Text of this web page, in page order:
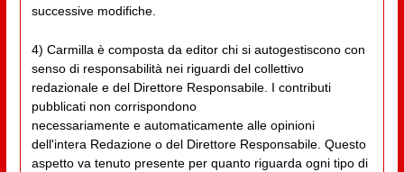
successive modifiche.
4) Carmilla è composta da editor chi si autogestiscono con
senso di responsabilità nei riguardi del collettivo
redazionale e del Direttore Responsabile. I contributi
pubblicati non corrispondono
necessariamente e automaticamente alle opinioni
dell'intera Redazione o del Direttore Responsabile. Questo
aspetto va tenuto presente per quanto riguarda ogni tipo di